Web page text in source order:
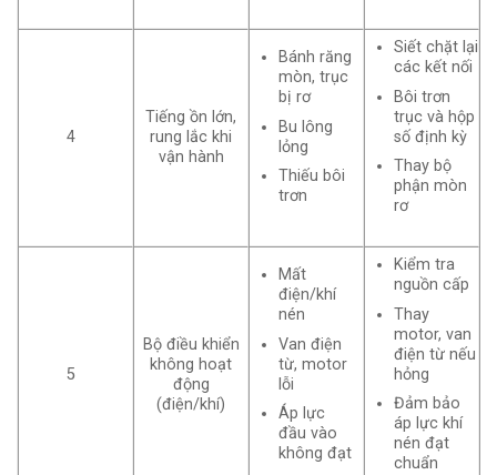
4
Tiếng ồn lớn,
rung lắc khi
vận hành
Bánh răng
mòn, trục
bị rơ
Bu lông
lỏng
Thiếu bôi
trơn
Siết chặt lại
các kết nối
Bôi trơn
trục và hộp
số định kỳ
Thay bộ
phận mòn
rơ
5
Bộ điều khiển
không hoạt
động
(điện/khí)
Mất
điện/khí
nén
Van điện
từ, motor
lỗi
Áp lực
đầu vào
không đạt
Kiểm tra
nguồn cấp
Thay
motor, van
điện từ nếu
hỏng
Đảm bảo
áp lực khí
nén đạt
chuẩn